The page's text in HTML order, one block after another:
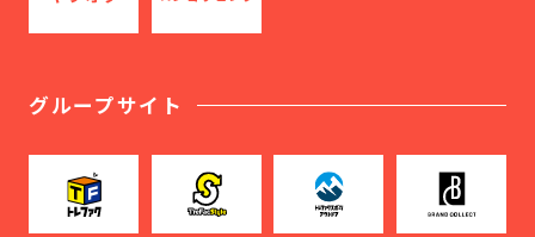
グループサイト